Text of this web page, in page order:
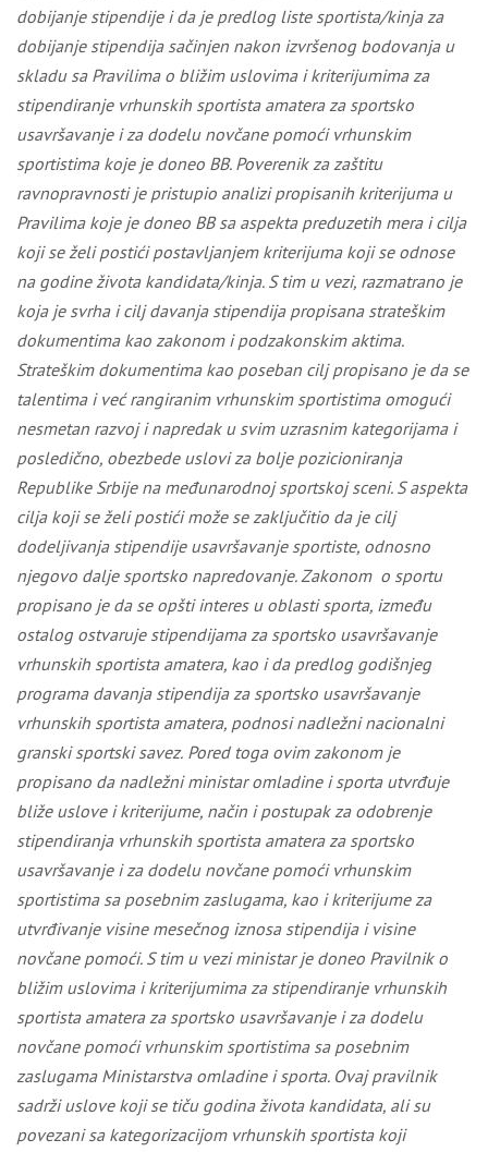
dobijanje stipendije i da je predlog liste sportista/kinja za
dobijanje stipendija sačinjen nakon izvršenog bodovanja u
skladu sa Pravilima o bližim uslovima i kriterijumima za
stipendiranje vrhunskih sportista amatera za sportsko
usavršavanje i za dodelu novčane pomoći vrhunskim
sportistima koje je doneo BB. Poverenik za zaštitu
ravnopravnosti je pristupio analizi propisanih kriterijuma u
Pravilima koje je doneo BB sa aspekta preduzetih mera i cilja
koji se želi postići postavljanjem kriterijuma koji se odnose
na godine života kandidata/kinja. S tim u vezi, razmatrano je
koja je svrha i cilj davanja stipendija propisana strateškim
dokumentima kao zakonom i podzakonskim aktima.
Strateškim dokumentima kao poseban cilj propisano je da se
talentima i već rangiranim vrhunskim sportistima omogući
nesmetan razvoj i napredak u svim uzrasnim kategorijama i
posledično, obezbede uslovi za bolje pozicioniranja
Republike Srbije na međunarodnoj sportskoj sceni.S aspekta
cilja koji se želi postići može se zaključitio da je cilj
dodeljivanja stipendije usavršavanje sportiste, odnosno
njegovo dalje sportsko napredovanje.Zakonom o sportu
propisano je da se opšti interes u oblasti sporta, između
ostalog ostvaruje stipendijamaza sportsko usavršavanje
vrhunskih sportista amatera, kao i da predlog godišnjeg
programa davanja stipendija za sportsko usavršavanje
vrhunskih sportista amatera, podnosi nadležni nacionalni
granski sportski savez. Pored toga ovim zakonom je
propisano da nadležni ministaromladine i sporta utvrđuje
bliže uslove i kriterijume, način i postupak za odobrenje
stipendiranja vrhunskih sportista amatera za sportsko
usavršavanje i za dodelu novčane pomoći vrhunskim
sportistima sa posebnim zaslugama, kao i kriterijume za
utvrđivanje visine mesečnog iznosa stipendija i visine
novčane pomoći.S tim u vezi ministar je doneo Pravilnik o
bližim uslovima i kriterijumima za stipendiranje vrhunskih
sportista amatera za sportsko usavršavanje i za dodelu
novčane pomoći vrhunskim sportistima sa posebnim
zaslugama Ministarstva omladine i sporta. Ovaj pravilnik
sadrži uslove koji se tiču godina života kandidata, ali su
povezani sa kategorizacijom vrhunskih sportista koji